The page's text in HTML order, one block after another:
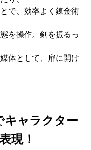
で、効率よく錬金術
を操作。剣を振るっ
体として、扉に開け
キャラクター
現！